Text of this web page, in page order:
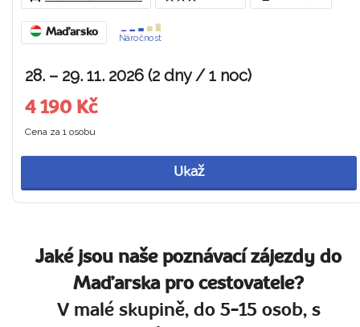
Maďarsko
Náročnost
28. – 29. 11. 2026 (2 dny / 1 noc)
4 190 Kč
Cena za 1 osobu
Ukaž
Jaké jsou naše poznávací zájezdy do
Maďarska pro cestovatele?
V malé skupině, do 5-15 osob, s